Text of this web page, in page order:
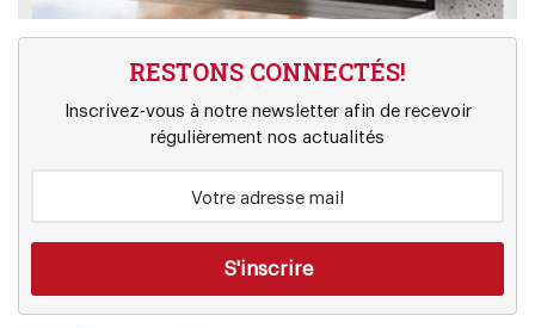
RESTONS CONNECTÉS!
Inscrivez-vous à notre newsletter afin de recevoir
régulièrement nos actualités